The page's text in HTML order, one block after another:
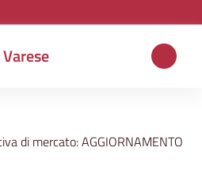
di mercato: AGGIORNAMENTO